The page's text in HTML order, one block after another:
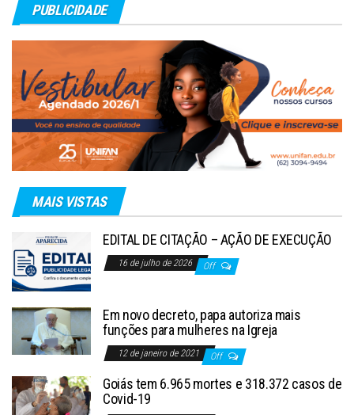
PUBLICIDADE
MAIS VISTAS
EDITAL DE CITAÇÃO – AÇÃO DE EXECUÇÃO
16 de julho de 2026 Off
Em novo decreto, papa autoriza mais
funções para mulheres na Igreja
12 de janeiro de 2021 Off
Goiás tem 6.965 mortes e 318.372 casos de
Covid-19